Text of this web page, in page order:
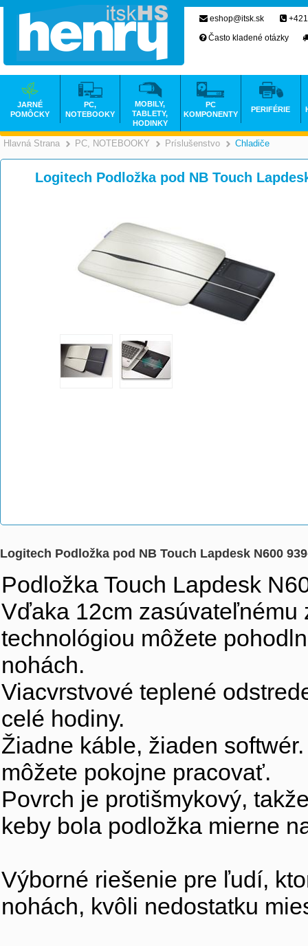
Hlavná Strana >
PC, NOTEBOOKY >
Príslušenstvo Chladiče
Logitech Podložka pod NB Touch
Logitech Podložka pod NB Touch Lapdesk N600
Podložka Touch Lapdesk
Vďaka 12cm
technológiou môžete
nohách.
Viacvrstvové teplené
celé hodiny.
Žiadne káble, žiaden
môžete pokojne pracovať.
Povrch je protišmykový,
keby bola podložka mierne
Výborné riešenie pre ľudí,
nohách, kvôli nedostatku
eshop@itsk.sk
Často kladené otázky
JARNÉ
POMÔCKY
PC,
NOTEBOOKY
MOBILY,
TABLETY,
HODINKY
PC
KOMPONENTY
PERIFÉRIE